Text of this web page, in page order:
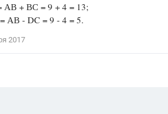
+ ВС = 9 + 4 = 13;
- DC = 9 - 4 = 5.
2017